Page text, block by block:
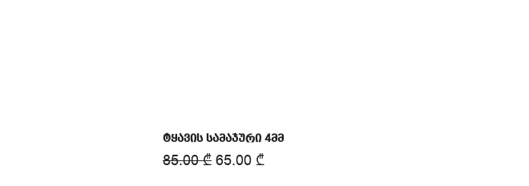
ტყავის სამაჯური 4მმ
85.00₾ 65.00 ₾